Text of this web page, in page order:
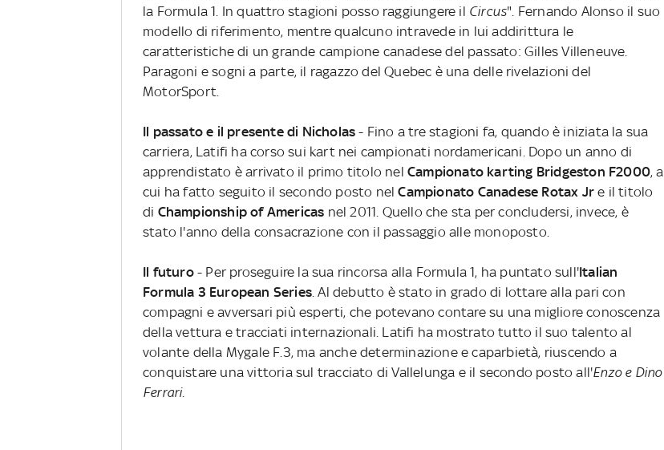
la Formula 1. In quattro stagioni posso raggiungere il Circus". Fernando Alonso il suo
modello di riferimento, mentre qualcuno intravede in lui addirittura le
caratteristiche di un grande campione canadese del passato: Gilles Villeneuve.
Paragoni e sogni a parte, il ragazzo del Quebec è una delle rivelazioni del
MotorSport.
Il passato e il presente di Nicholas - Fino a tre stagioni fa, quando è iniziata la sua
carriera, Latifi ha corso sui kart nei campionati nordamericani. Dopo un anno di
apprendistato è arrivato il primo titolo nel Campionato karting Bridgeston F2000, a
cui ha fatto seguito il secondo posto nelCampionato Canadese Rotax Jre il titolo
di Championship of Americas nel 2011. Quello che sta per concludersi, invece, è
stato l'anno della consacrazione con il passaggio alle monoposto.
Il futuro- Per proseguire la sua rincorsa alla Formula 1, ha puntato sull'Italian
Formula 3 European Series. Al debutto è stato in grado di lottare alla pari con
compagni e avversari più esperti, che potevano contare su una migliore conoscenza
della vettura e tracciati internazionali. Latifi ha mostrato tutto il suo talento al
volante della Mygale F.3, ma anche determinazione e caparbietà, riuscendo a
conquistare una vittoria sul tracciato di Vallelunga e il secondo posto all'Enzo e Dino
Ferrari.